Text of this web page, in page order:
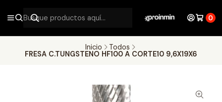
0
Inicio
Todos
FRESA C.TUNGSTENO HF100 A CORTE10 9,6X19X6